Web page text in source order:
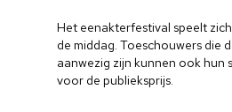
Het eenakterfestival speelt
de middag. Toeschouwers die
aanwezig zijn kunnen ook hun
voor de publieksprijs.